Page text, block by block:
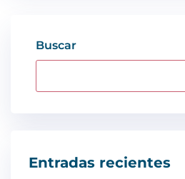
Buscar
Entradas recientes